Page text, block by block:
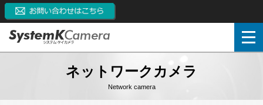
ネットワークカメラ
Network camera